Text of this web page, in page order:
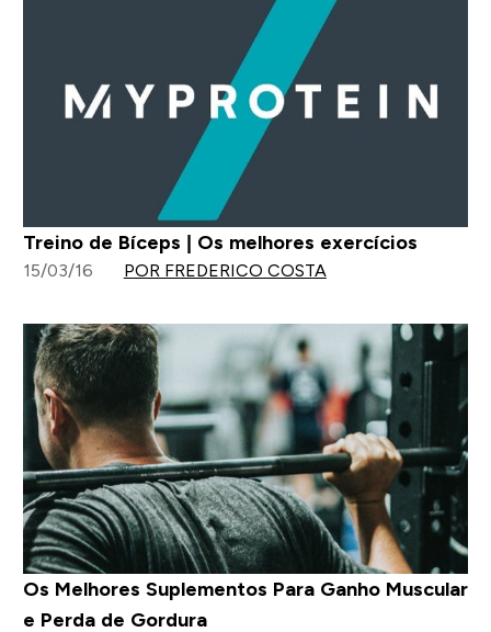
Treino de Bíceps | Os melhores exercícios
15/03/16 POR FREDERICO COSTA
Os Melhores Suplementos Para Ganho Muscular
e Perda de Gordura